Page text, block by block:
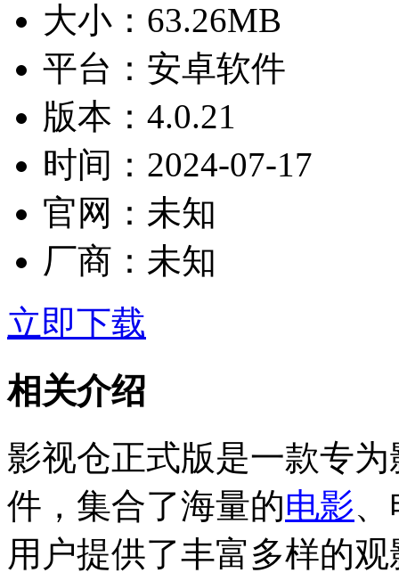
大小： 63.26MB
平台： 安卓软件
版本： 4.0.21
时间： 2024-07-17
官网： 未知
厂商： 未知
立即下载
相关介绍
影视仓正式版是一款专
件，集合了海量的电影
用户提供了丰富多样的